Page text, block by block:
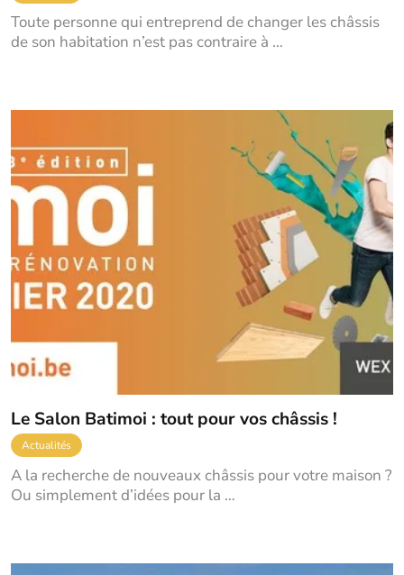
Toute personne qui entreprend de changer les châssis
de son habitation n’est pas contraire à …
Le Salon Batimoi : tout pour vos châssis !
Actualités
A la recherche de nouveaux châssis pour votre maison ?
Ou simplement d’idées pour la …